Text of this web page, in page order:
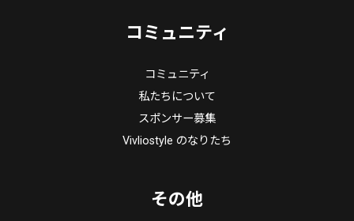
コミュニティ
コミュニティ
私たちについて
スポンサー募集
Vivliostyle のなりたち
その他